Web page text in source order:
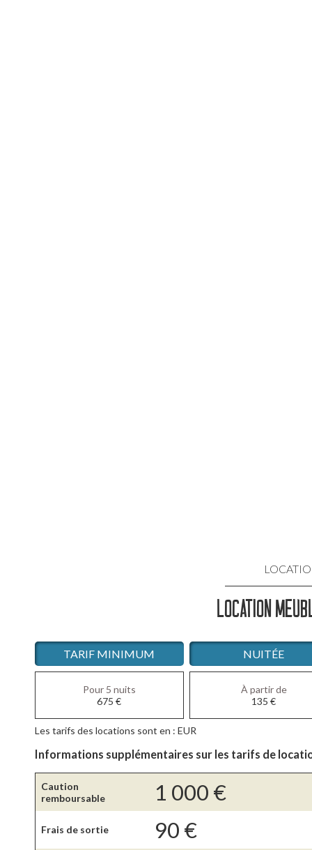
LOCATION
TARIF MINIMUM NUITÉE
Pour 5 nuits
675 €
À partir de
135 €
Les tarifs des locations sont en : EUR
Informations supplémentaires sur les tarifs de
Caution
remboursable
1 000 €
Frais de sortie 90 €